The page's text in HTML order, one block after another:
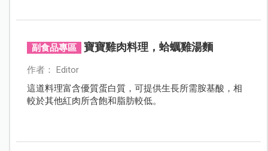
天晚上阿嬤將口中食物嚼碎餵給萱萱，才使她得了此
病。
副食品專區 寶寶雞肉料理，蛤蠣雞湯麵
作者： Editor
這道料理富含優質蛋白質，可提供生長所需胺基酸，相
較於其他紅肉所含飽和脂肪較低。